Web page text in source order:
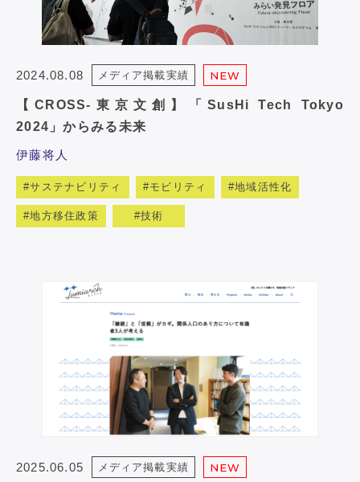
2024.08.08 メディア掲載実績 NEW
【CROSS-東京文創】「SusHi Tech Tokyo
2024」からみる未来
伊藤将人
サステナビリティ モビリティ 地域活性化
地方移住政策 技術
2025.06.05 メディア掲載実績 NEW